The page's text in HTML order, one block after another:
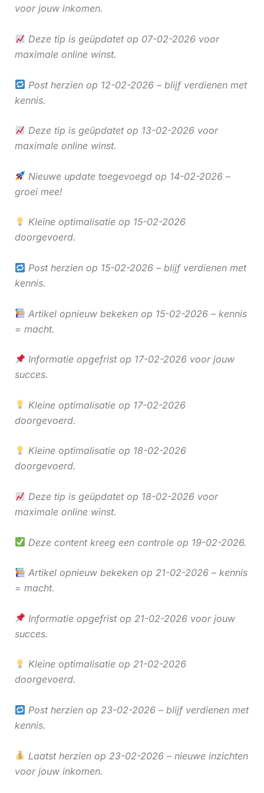
voor jouw inkomen.
Deze tip is geüpdatet op 07-02-2026 voor
maximale online winst.
Post herzien op 12-02-2026 – blijf verdienen met
kennis.
Deze tip is geüpdatet op 13-02-2026 voor
maximale online winst.
Nieuwe update toegevoegd op 14-02-2026 –
groei mee!
Kleine optimalisatie op 15-02-2026
doorgevoerd.
Post herzien op 15-02-2026 – blijf verdienen met
kennis.
Artikel opnieuw bekeken op 15-02-2026 – kennis
= macht.
Informatie opgefrist op 17-02-2026 voor jouw
succes.
Kleine optimalisatie op 17-02-2026
doorgevoerd.
Kleine optimalisatie op 18-02-2026
doorgevoerd.
Deze tip is geüpdatet op 18-02-2026 voor
maximale online winst.
Deze content kreeg een controle op 19-02-2026.
Artikel opnieuw bekeken op 21-02-2026 – kennis
= macht.
Informatie opgefrist op 21-02-2026 voor jouw
succes.
Kleine optimalisatie op 21-02-2026
doorgevoerd.
Post herzien op 23-02-2026 – blijf verdienen met
kennis.
Laatst herzien op 23-02-2026 – nieuwe inzichten
voor jouw inkomen.